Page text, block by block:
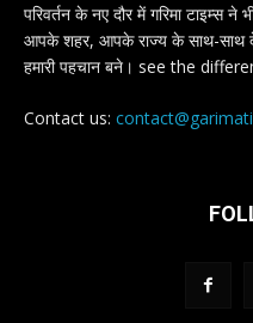
परिवर्तन के नए दौर में गरिमा टाइम्स
आपके शहर, आपके राज्य के साथ-साथ
हमारी पहचान बने। see the
Contact us: